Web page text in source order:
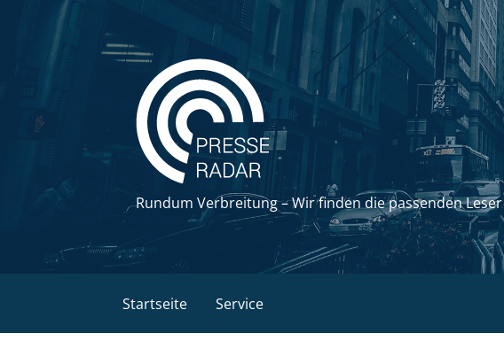
Rundum Verbreitung – Wir finden die passenden Leser
Startseite Service